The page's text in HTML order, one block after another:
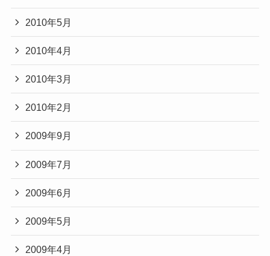
2010年5月
2010年4月
2010年3月
2010年2月
2009年9月
2009年7月
2009年6月
2009年5月
2009年4月